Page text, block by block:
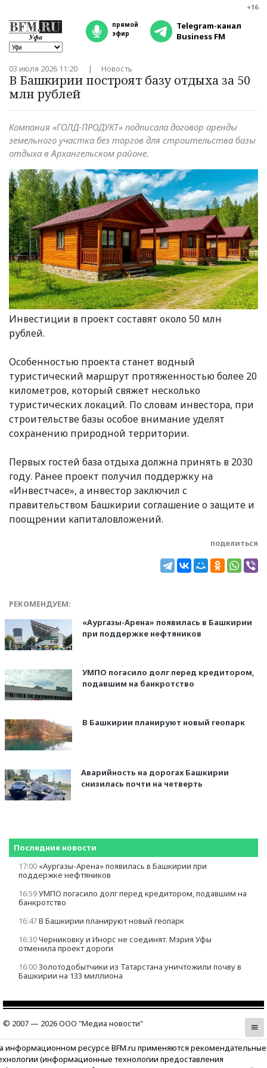
+16
прямой
эфир
Telegram-канал
Business FM
03 июля 2026 11:20 Новость
В Башкирии построят базу отдыха за 50
млн рублей
Компания «ГОЛД-ПРОДУКТ» подписала договор аренды
земельного участка без торгов для строительства базы
отдыха в Архангельском районе.
Инвестиции в проект составят около 50 млн
рублей.
Особенностью проекта станет водный
туристический маршрут протяженностью более 20
километров, который свяжет несколько
туристических локаций. По словам инвестора, при
строительстве базы особое внимание уделят
сохранению природной территории.
Первых гостей база отдыха должна принять в 2030
году. Ранее проект получил поддержку на
«Инвестчасе», а инвестор заключил с
правительством Башкирии соглашение о защите и
поощрении капиталовложений.
поделиться
РЕКОМЕНДУЕМ:
«Аургазы-Арена» появилась в Башкирии
при поддержке нефтяников
УМПО погасило долг перед кредитором,
подавшим на банкротство
В Башкирии планируют новый геопарк
Аварийность на дорогах Башкирии
снизилась почти на четверть
Последние новости
17:00 «Аургазы-Арена» появилась в Башкирии при
поддержке нефтяников
16:59УМПО погасило долг перед кредитором, подавшим на
банкротство
16:47В Башкирии планируют новый геопарк
16:30Черниковку и Инорс не соединят. Мэрия Уфы
отменила проект дороги
16:00Золотодобытчики из Татарстана уничтожили почву в
Башкирии на 133 миллиона
© 2007 — 2026 ООО "Медиа новости"
информационном ресурсе BFM.ru применяются рекомендательные
(информационные технологии предоставления